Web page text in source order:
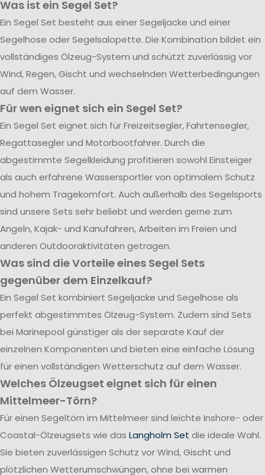
Was ist ein Segel Set?
Ein Segel Set besteht aus einer Segeljacke und einer
Segelhose oder Segelsalopette. Die Kombination bildet ein
vollständiges Ölzeug-System und schützt zuverlässig vor
Wind, Regen, Gischt und wechselnden Wetterbedingungen
auf dem Wasser.
Für wen eignet sich ein Segel Set?
Ein Segel Set eignet sich für Freizeitsegler, Fahrtensegler,
Regattasegler und Motorbootfahrer. Durch die
abgestimmte Segelkleidung profitieren sowohl Einsteiger
als auch erfahrene Wassersportler von optimalem Schutz
und hohem Tragekomfort. Auch außerhalb des Segelsports
sind unsere Sets sehr beliebt und werden gerne zum
Angeln, Kajak- und Kanufahren, Arbeiten im Freien und
anderen Outdooraktivitäten getragen.
Was sind die Vorteile eines Segel Sets
gegenüber dem Einzelkauf?
Ein Segel Set kombiniert Segeljacke und Segelhose als
perfekt abgestimmtes Ölzeug-System. Zudem sind Sets
bei Marinepool günstiger als der separate Kauf der
einzelnen Komponenten und bieten eine einfache Lösung
für einen vollständigen Wetterschutz auf dem Wasser.
Welches Ölzeugset eignet sich für einen
Mittelmeer-Törn?
Für einen Segeltörn im Mittelmeer sind leichte Inshore- oder
Coastal-Ölzeugsets wie das Langholm Set die ideale Wahl.
Sie bieten zuverlässigen Schutz vor Wind, Gischt und
plötzlichen Wetterumschwüngen, ohne bei warmen